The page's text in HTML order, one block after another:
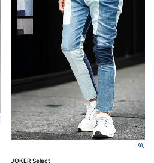
JOKER Select